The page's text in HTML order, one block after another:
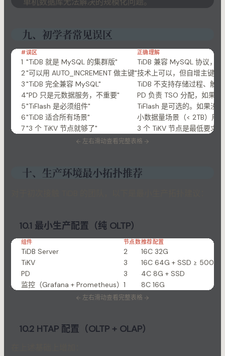
九、初学者常见误区
#误区 正确理解
1 "TiDB 就是 MySQL 的集群版"
TiDB 兼容 MySQL 协议，
2"可以用 AUTO_INCREMENT 做主键"技术上可以，但自增主键
3"TiDB 完全兼容 MySQL"
TiDB 不支持存储过程、触
4"PD 只是元数据服务，不重要"
PD 负责 TSO 分配，如果
5"TiFlash 是必须组件"
TiFlash 是可选的。如果没
6"TiDB 适合所有场景"
小数据量场景（< 2TB）用
7"3 个 TiKV 节点就够了" 3 个 TiKV 节点是最低要求
← 左右滑动查看完整表格 →
十、生产环境最小拓扑推荐
10.1 最小生产配置（纯 OLTP）
组件 节点数推荐配置
TiDB Server 2 16C 32G
TiKV
3 16C 64G + SSD ≥ 500G
PD
3 4C 8G + SSD
监控（Grafana + Prometheus） 1 8C 16G
← 左右滑动查看完整表格 →
10.2 HTAP 配置（OLTP + OLAP）